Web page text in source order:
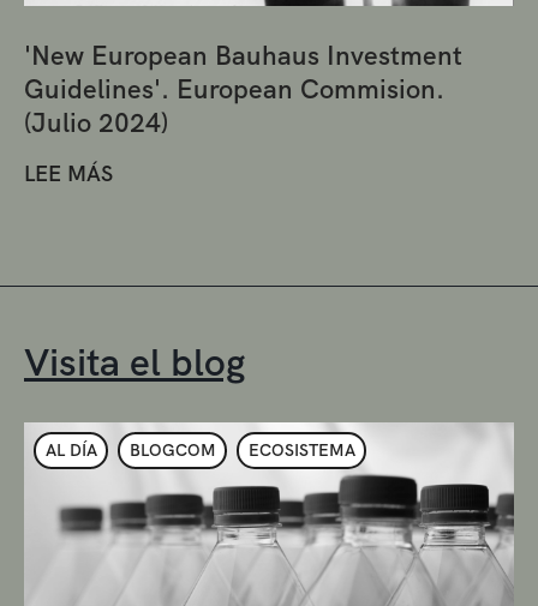
'New European Bauhaus Investment
Guidelines'. European Commision.
(Julio 2024)
LEE MÁS
Visita el blog
AL DÍA BLOGCOM ECOSISTEMA